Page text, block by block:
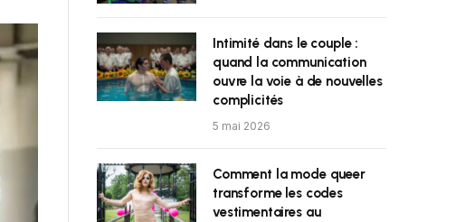
Intimité dans le couple :
quand la communication
ouvre la voie à de nouvelles
complicités
5 mai 2026
Comment la mode queer
transforme les codes
vestimentaires au